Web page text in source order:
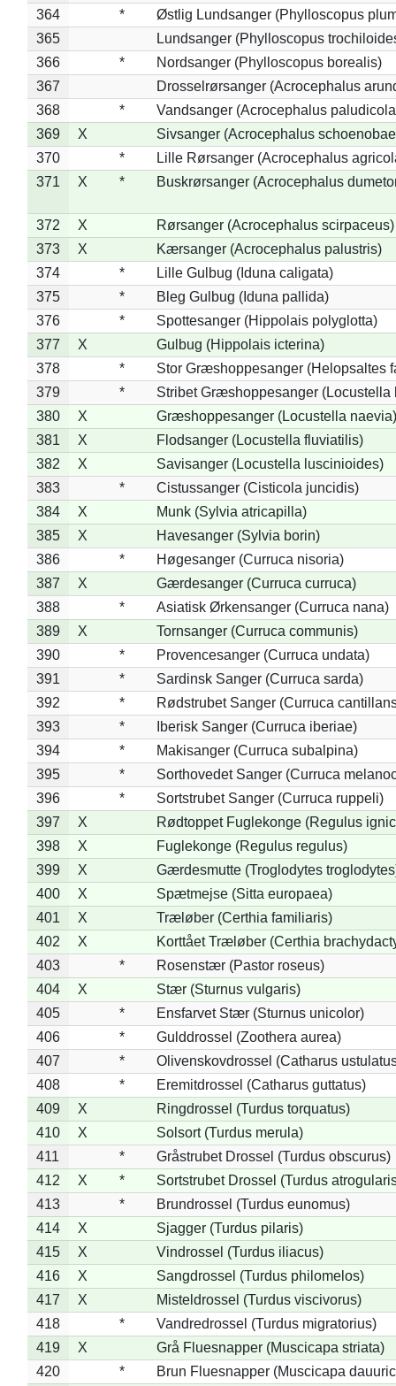
364 *
Østlig Lundsanger (Phylloscopus
365
Lundsanger (Phylloscopus
366
*
Nordsanger (Phylloscopus borealis)
367
Drosselrørsanger (Acrocephalus
368
*
Vandsanger (Acrocephalus
369
X
Sivsanger (Acrocephalus
370
*
Lille Rørsanger (Acrocephalus
371
X * Buskrørsanger (Acrocephalus
372 X
Rørsanger (Acrocephalus scirpaceus)
373
X
Kærsanger (Acrocephalus palustris)
374
*
Lille Gulbug (Iduna caligata)
375
*
Bleg Gulbug (Iduna pallida)
376
*
Spottesanger (Hippolais polyglotta)
377
X
Gulbug (Hippolais icterina)
378
*
Stor Græshoppesanger (Helopsaltes
379
*
Stribet Græshoppesanger (Locustella
380
X
Græshoppesanger (Locustella naevia)
381
X
Flodsanger (Locustella fluviatilis)
382
X
Savisanger (Locustella luscinioides)
383
*
Cistussanger (Cisticola juncidis)
384
X
Munk (Sylvia atricapilla)
385
X
Havesanger (Sylvia borin)
386
*
Høgesanger (Curruca nisoria)
387
X
Gærdesanger (Curruca curruca)
388
*
Asiatisk Ørkensanger (Curruca nana)
389
X
Tornsanger (Curruca communis)
390
*
Provencesanger (Curruca undata)
391
*
Sardinsk Sanger (Curruca sarda)
392
*
Rødstrubet Sanger (Curruca
393
*
Iberisk Sanger (Curruca iberiae)
394
*
Makisanger (Curruca subalpina)
395
*
Sorthovedet Sanger (Curruca
396
*
Sortstrubet Sanger (Curruca ruppeli)
397
X
Rødtoppet Fuglekonge (Regulus
398
X
Fuglekonge (Regulus regulus)
399
X
Gærdesmutte (Troglodytes
400
X
Spætmejse (Sitta europaea)
401
X
Træløber (Certhia familiaris)
402
X
Korttået Træløber (Certhia
403
*
Rosenstær (Pastor roseus)
404
X
Stær (Sturnus vulgaris)
405
*
Ensfarvet Stær (Sturnus unicolor)
406
*
Gulddrossel (Zoothera aurea)
407
*
Olivenskovdrossel (Catharus
408
*
Eremitdrossel (Catharus guttatus)
409
X
Ringdrossel (Turdus torquatus)
410
X
Solsort (Turdus merula)
411
*
Gråstrubet Drossel (Turdus obscurus)
412
X *
Sortstrubet Drossel (Turdus
413
*
Brundrossel (Turdus eunomus)
414
X
Sjagger (Turdus pilaris)
415
X
Vindrossel (Turdus iliacus)
416
X
Sangdrossel (Turdus philomelos)
417
X
Misteldrossel (Turdus viscivorus)
418
*
Vandredrossel (Turdus migratorius)
419
X
Grå Fluesnapper (Muscicapa striata)
420
*
Brun Fluesnapper (Muscicapa